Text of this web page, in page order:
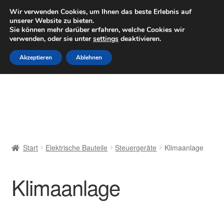
LIEFERUNG ab 6 EUR
Mo–Fr 9–16 Uhr · 0175 7465658
Zur
Navigation
springen
Zum
Inhalt
springen
Datenschutz-Bestimmungen
Start Elektrische Bauteile Steuergeräte Klimaanlage
Klimaanlage
Wir verwenden Cookies, um Ihnen das beste Erlebnis auf
unserer Website zu bieten.
Sie können mehr darüber erfahren, welche Cookies wir
verwenden, oder sie untersettings deaktivieren.
Akzeptieren Ablehnen